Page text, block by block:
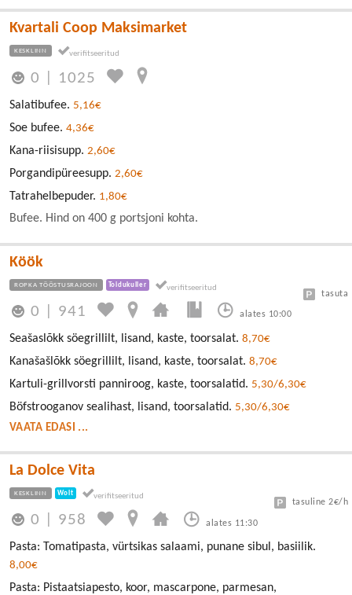
Kvartali Coop Maksimarket
KESKLINN
0 1025
Salatibufee. 5,16€
Soe bufee. 4,36€
Kana-riisisupp. 2,60€
Porgandipüreesupp. 2,60€
Tatrahelbepuder. 1,80€
Bufee. Hind on 400 g portsjoni kohta.
Köök
ROPKA TÖÖSTUSRAJOON Toidukuller
0 941 alates 10:00
tasuta
Seašaslõkk söegrillilt, lisand, kaste, toorsalat. 8,70€
Kanašašlõkk söegrillilt, lisand, kaste, toorsalat. 8,70€
Kartuli-grillvorsti panniroog, kaste, toorsalatid. 5,30/6,30€
Böfstrooganov sealihast, lisand, toorsalatid. 5,30/6,30€
VAATA EDASI ...
La Dolce Vita
KESKLINN Wolt
0 958 alates 11:30
tasuline 2€/h
Pasta: Tomatipasta, vürtsikas salaami, punane sibul, basiilik.
8,00€
Pasta: Pistaatsiapesto, koor, mascarpone, parmesan,